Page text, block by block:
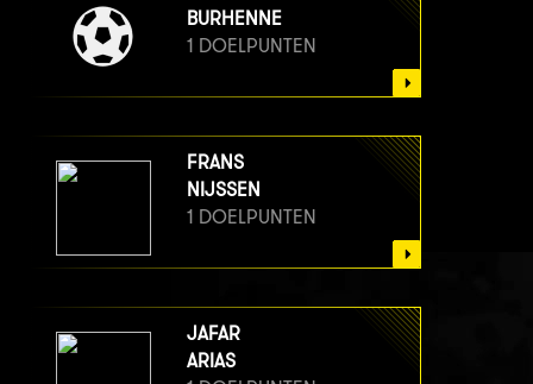
BURHENNE
1 DOELPUNTEN
FRANS
NIJSSEN
1 DOELPUNTEN
JAFAR
ARIAS